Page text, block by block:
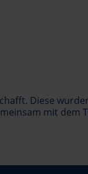
Diese
mit dem